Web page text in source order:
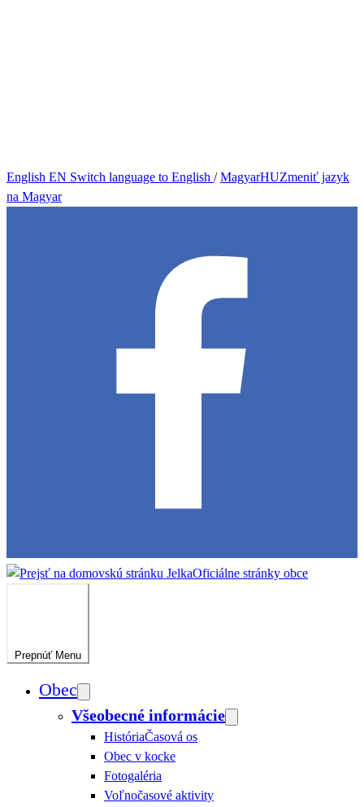
English EN Switch language to English /MagyarHUZmeniť jazyk
na Magyar
JelkaOficiálne stránky obce
Prepnúť Menu
Obec
Všeobecné informácie
HistóriaČasová os
Obec v kocke
Fotogaléria
Voľnočasové aktivity